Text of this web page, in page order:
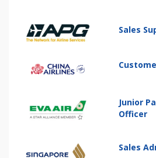
Sales
Junior
Officer
Sales